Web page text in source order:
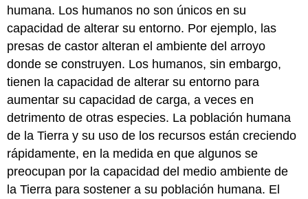
humana. Los humanos no son únicos en su
capacidad de alterar su entorno. Por ejemplo, las
presas de castor alteran el ambiente del arroyo
donde se construyen. Los humanos, sin embargo,
tienen la capacidad de alterar su entorno para
aumentar su capacidad de carga, a veces en
detrimento de otras especies. La población humana
de la Tierra y su uso de los recursos están creciendo
rápidamente, en la medida en que algunos se
preocupan por la capacidad del medio ambiente de
la Tierra para sostener a su población humana. El